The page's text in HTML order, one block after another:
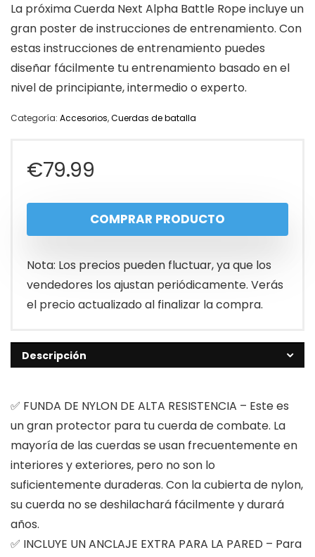
La próxima Cuerda Next Alpha Battle Rope incluye un
gran poster de instrucciones de entrenamiento. Con
estas instrucciones de entrenamiento puedes
diseñar fácilmente tu entrenamiento basado en el
nivel de principiante, intermedio o experto.
Categoría: Accesorios,Cuerdas de batalla
€79.99
COMPRAR PRODUCTO
Nota: Los precios pueden fluctuar, ya que los
vendedores los ajustan periódicamente. Verás
el precio actualizado al finalizar la compra.
Descripción
✅ FUNDA DE NYLON DE ALTA RESISTENCIA – Este es
un gran protector para tu cuerda de combate. La
mayoría de las cuerdas se usan frecuentemente en
interiores y exteriores, pero no son lo
suficientemente duraderas. Con la cubierta de nylon,
su cuerda no se deshilachará fácilmente y durará
años.
✅ INCLUYE UN ANCLAJE EXTRA PARA LA PARED – Para